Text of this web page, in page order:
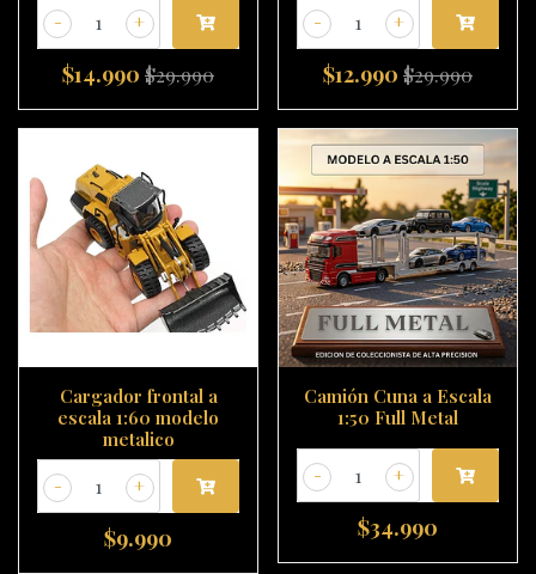
+
-
$14.990 $29.990
+
-
$12.990 $29.990
Cargador frontal a
escala 1:60 modelo
metalico
+
-
$9.990
Camión Cuna a Escala
1:50 Full Metal
+
-
$34.990